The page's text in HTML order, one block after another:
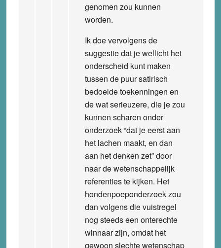
genomen zou kunnen
worden.
Ik doe vervolgens de
suggestie dat je wellicht het
onderscheid kunt maken
tussen de puur satirisch
bedoelde toekenningen en
de wat serieuzere, die je zou
kunnen scharen onder
onderzoek “dat je eerst aan
het lachen maakt, en dan
aan het denken zet” door
naar de wetenschappelijk
referenties te kijken. Het
hondenpoeponderzoek zou
dan volgens die vuistregel
nog steeds een onterechte
winnaar zijn, omdat het
gewoon slechte wetenschap